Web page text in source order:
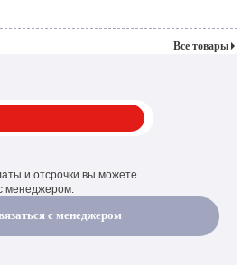
Все товары
и отсрочки вы можете
менеджером.
с менеджером